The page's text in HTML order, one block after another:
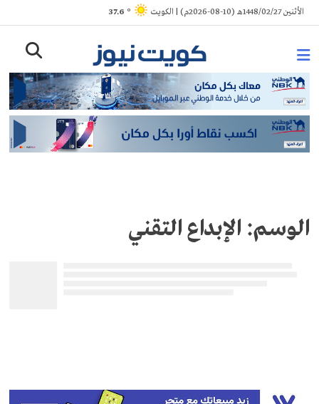
Skip
to
الأثنين 1448/02/27هـ (10-08-2026م) | الكويت ° 37.6
الوسم: الإبداع التقني